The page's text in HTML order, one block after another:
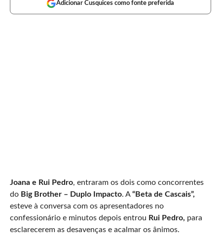
Adicionar Cusquices como fonte preferida
Joana e Rui Pedro, entraram os dois como concorrentes
do Big Brother – Duplo Impacto. A“Beta de Cascais”,
esteve à conversa com os apresentadores no
confessionário e minutos depois entrou Rui Pedro, para
esclarecerem as desavenças e acalmar os ânimos.